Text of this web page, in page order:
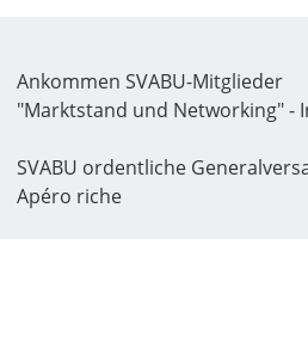
Ankommen SVABU-Mitglieder
"Marktstand und Networking" -
SVABU ordentliche
Apéro riche